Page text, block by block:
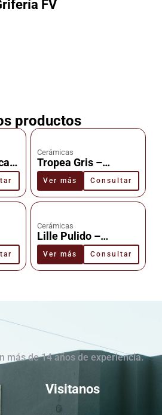
FV
productos
–
Cerámicas
Tropea Gris –
Cerámica –
Cañuelas
Ver más Consultar
Cerámicas
Lille Pulido –
Cerámica –
Cañuelas
Ver más Consultar
más de 14 años de experiencia.
Visitanos